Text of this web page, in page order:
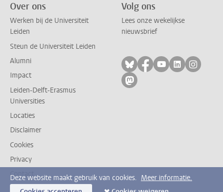
Over ons
Werken bij de Universiteit
Leiden
Steun de Universiteit Leiden
Alumni
Impact
Leiden-Delft-Erasmus
Universities
Locaties
Disclaimer
Cookies
Privacy
Contact
Volg ons
Lees onze wekelijkse
nieuwsbrief
Volg ons op bluesky
Volg ons op
Volg ons op
Volg ons
Volg
Volg ons op mastodon
Deze website maakt gebruik van cookies. Meer informatie.